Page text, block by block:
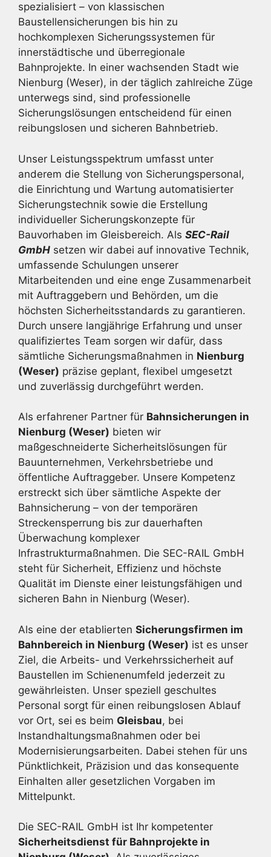
spezialisiert – von klassischen
Baustellensicherungen bis hin zu
hochkomplexen Sicherungssystemen für
innerstädtische und überregionale
Bahnprojekte. In einer wachsenden Stadt wie
Nienburg (Weser), in der täglich zahlreiche Züge
unterwegs sind, sind professionelle
Sicherungslösungen entscheidend für einen
reibungslosen und sicheren Bahnbetrieb.
Unser Leistungsspektrum umfasst unter
anderem die Stellung von Sicherungspersonal,
die Einrichtung und Wartung automatisierter
Sicherungstechnik sowie die Erstellung
individueller Sicherungskonzepte für
Bauvorhaben im Gleisbereich. Als SEC-Rail
GmbH setzen wir dabei auf innovative Technik,
umfassende Schulungen unserer
Mitarbeitenden und eine enge Zusammenarbeit
mit Auftraggebern und Behörden, um die
höchsten Sicherheitsstandards zu garantieren.
Durch unsere langjährige Erfahrung und unser
qualifiziertes Team sorgen wir dafür, dass
sämtliche Sicherungsmaßnahmen in Nienburg
(Weser) präzise geplant, flexibel umgesetzt
und zuverlässig durchgeführt werden.
Als erfahrener Partner für Bahnsicherungen in
Nienburg (Weser) bieten wir
maßgeschneiderte Sicherheitslösungen für
Bauunternehmen, Verkehrsbetriebe und
öffentliche Auftraggeber. Unsere Kompetenz
erstreckt sich über sämtliche Aspekte der
Bahnsicherung – von der temporären
Streckensperrung bis zur dauerhaften
Überwachung komplexer
Infrastrukturmaßnahmen. Die SEC-RAIL GmbH
steht für Sicherheit, Effizienz und höchste
Qualität im Dienste einer leistungsfähigen und
sicheren Bahn in Nienburg (Weser).
Als eine der etablierten Sicherungsfirmen im
Bahnbereich in Nienburg (Weser) ist es unser
Ziel, die Arbeits- und Verkehrssicherheit auf
Baustellen im Schienenumfeld jederzeit zu
gewährleisten. Unser speziell geschultes
Personal sorgt für einen reibungslosen Ablauf
vor Ort, sei es beim Gleisbau, bei
Instandhaltungsmaßnahmen oder bei
Modernisierungsarbeiten. Dabei stehen für uns
Pünktlichkeit, Präzision und das konsequente
Einhalten aller gesetzlichen Vorgaben im
Mittelpunkt.
Die SEC-RAIL GmbH ist Ihr kompetenter
Sicherheitsdienst für Bahnprojekte in